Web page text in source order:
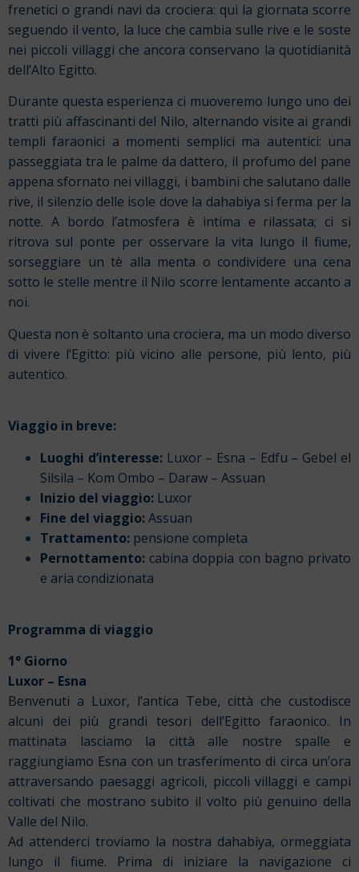
frenetici o grandi navi da crociera: qui la giornata scorre
seguendo il vento, la luce che cambia sulle rive e le soste
nei piccoli villaggi che ancora conservano la quotidianità
dell’Alto Egitto.
Durante questa esperienza ci muoveremo lungo uno dei
tratti più affascinanti del Nilo, alternando visite ai grandi
templi faraonici a momenti semplici ma autentici: una
passeggiata tra le palme da dattero, il profumo del pane
appena sfornato nei villaggi, i bambini che salutano dalle
rive, il silenzio delle isole dove la dahabiya si ferma per la
notte. A bordo l’atmosfera è intima e rilassata; ci si
ritrova sul ponte per osservare la vita lungo il fiume,
sorseggiare un tè alla menta o condividere una cena
sotto le stelle mentre il Nilo scorre lentamente accanto a
noi.
Questa non è soltanto una crociera, ma un modo diverso
di vivere l’Egitto: più vicino alle persone, più lento, più
autentico.
Viaggio in breve:
Luoghi d’interesse: Luxor – Esna – Edfu – Gebel el
Silsila – Kom Ombo – Daraw – Assuan
Inizio del viaggio: Luxor
Fine del viaggio:Assuan
Trattamento: pensione completa
Pernottamento: cabina doppia con bagno privato
e aria condizionata
Programma di viaggio
1° Giorno
Luxor – Esna
Benvenuti a Luxor, l’antica Tebe, città che custodisce
alcuni dei più grandi tesori dell’Egitto faraonico. In
mattinata lasciamo la città alle nostre spalle e
raggiungiamo Esna con un trasferimento di circa un’ora
attraversando paesaggi agricoli, piccoli villaggi e campi
coltivati che mostrano subito il volto più genuino della
Valle del Nilo.
Ad attenderci troviamo la nostra dahabiya, ormeggiata
lungo il fiume. Prima di iniziare la navigazione ci